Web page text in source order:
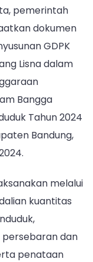
pemerintah
dokumen
GDPK
Lisna dalam
Bangga
Tahun 2024
Bandung,
melalui
kuantitas
dan
penataan